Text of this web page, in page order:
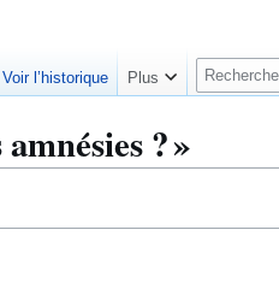
? »
Voir l’historique Plus
R
e
e
c